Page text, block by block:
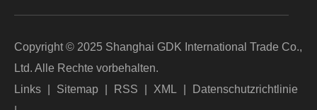
Copyright © 2025 Shanghai GDK International Trade Co.,
Ltd. Alle Rechte vorbehalten.
Links
Sitemap RSS XML
Datenschutzrichtlinie